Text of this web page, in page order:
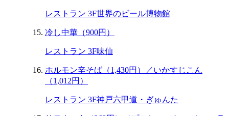
レストラン 3F世界のビール博物館
冷し中華（900円）
レストラン 3F味仙
ホルモン辛そば（1,430円）／いかすじこん
（1,012円）
レストラン 3F神戸六甲道・ぎゅんた